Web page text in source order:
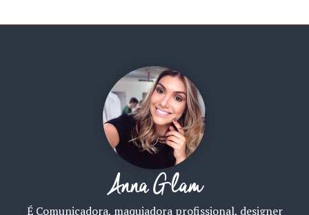
Anna Glam
É Comunicadora, maquiadora profissional, designer